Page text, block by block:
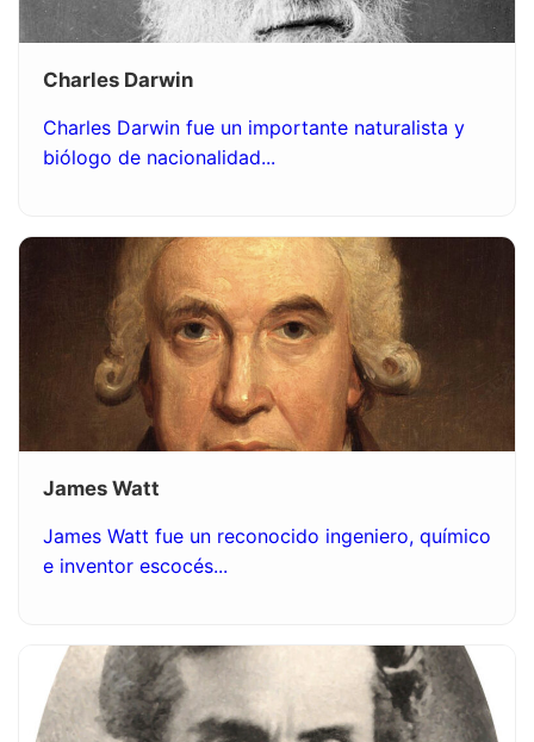
Charles Darwin
Charles Darwin fue un importante naturalista y
biólogo de nacionalidad...
James Watt
James Watt fue un reconocido ingeniero, químico
e inventor escocés...